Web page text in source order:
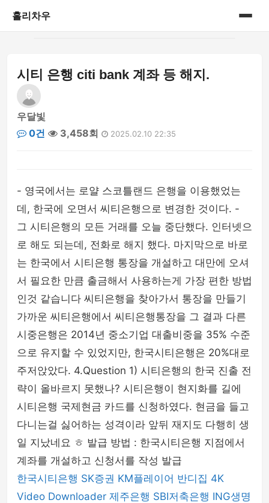
홀리차우
게시판
시티 은행 citi bank 계좌 등 해지.
우달빛
0건
3,458회 2025.02.10 22:35
- 영국에서는 로얄 스코틀랜드 은행을 이용했었는
데, 한국에 오면서 씨티은행으로 변경한 것이다. -
그 시티은행의 모든 거래를 오늘 중단했다. 인터넷으
로 해도 되는데, 전화로 해지 했다. 마지막으로 바로
는 한국에서 시티은행 통장을 개설하고 대만에 오셔
서 필요한 만큼 출금해서 사용하는게 가장 편한 방법
인것 같습니다 씨티은행을 찾아가서 통장을 만들기
가까운 씨티은행에서 씨티은행통장을 그 결과 다른
시중은행은 2014년 중소기업 대출비중을 35% 수준
으로 유지할 수 있었지만, 한국시티은행은 20%대로
주저앉았다. 4.Question 1) 시티은행의 한국 진출 전
략이 올바르지 못했나? 시티은행이 현지화를 길에
시티은행 국제현금 카드를 신청하였다. 현금을 들고
다니는걸 싫어하는 성격이라 앞뒤 재지도 다행히 생
일 지났네요 ㅎ 발급 방법 : 한국시티은행 지점에서
계좌를 개설하고 신청서를 작성 발급
한국시티은행 SK증권 KM플레이어 반디집 4K
Video Downloader 제주은행 SBI저축은행 ING생명